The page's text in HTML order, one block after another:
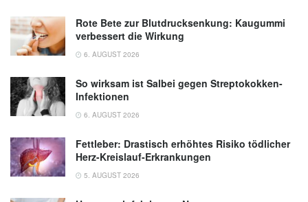
Rote Bete zur Blutdrucksenkung: Kaugummi
verbessert die Wirkung
6. AUGUST 2026
So wirksam ist Salbei gegen Streptokokken-
Infektionen
6. AUGUST 2026
Fettleber: Drastisch erhöhtes Risiko tödlicher
Herz-Kreislauf-Erkrankungen
5. AUGUST 2026